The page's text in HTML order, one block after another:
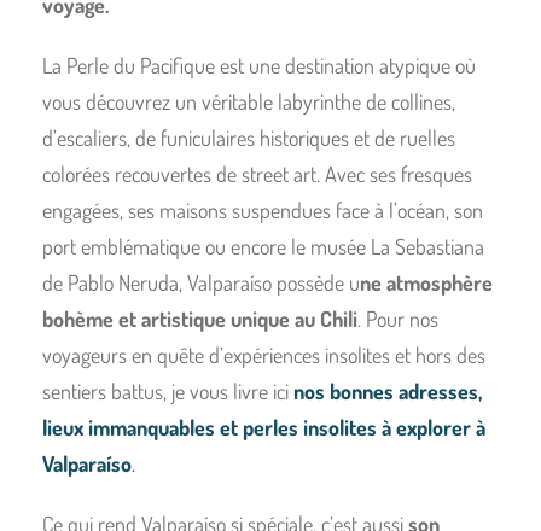
La Perle du Pacifique est une destination atypique où
vous découvrez un véritable labyrinthe de collines,
d’escaliers, de funiculaires historiques et de ruelles
colorées recouvertes de street art. Avec ses fresques
engagées, ses maisons suspendues face à l’océan, son
port emblématique ou encore le musée La Sebastiana
de Pablo Neruda, Valparaíso possède une atmosphère
bohème et artistique unique au Chili. Pour nos
voyageurs en quête d’expériences insolites et hors des
sentiers battus, je vous livre ici nos bonnes adresses,
lieux immanquables et perles insolites à explorer à
Valparaíso.
Ce qui rend Valparaíso si spéciale, c’est aussison